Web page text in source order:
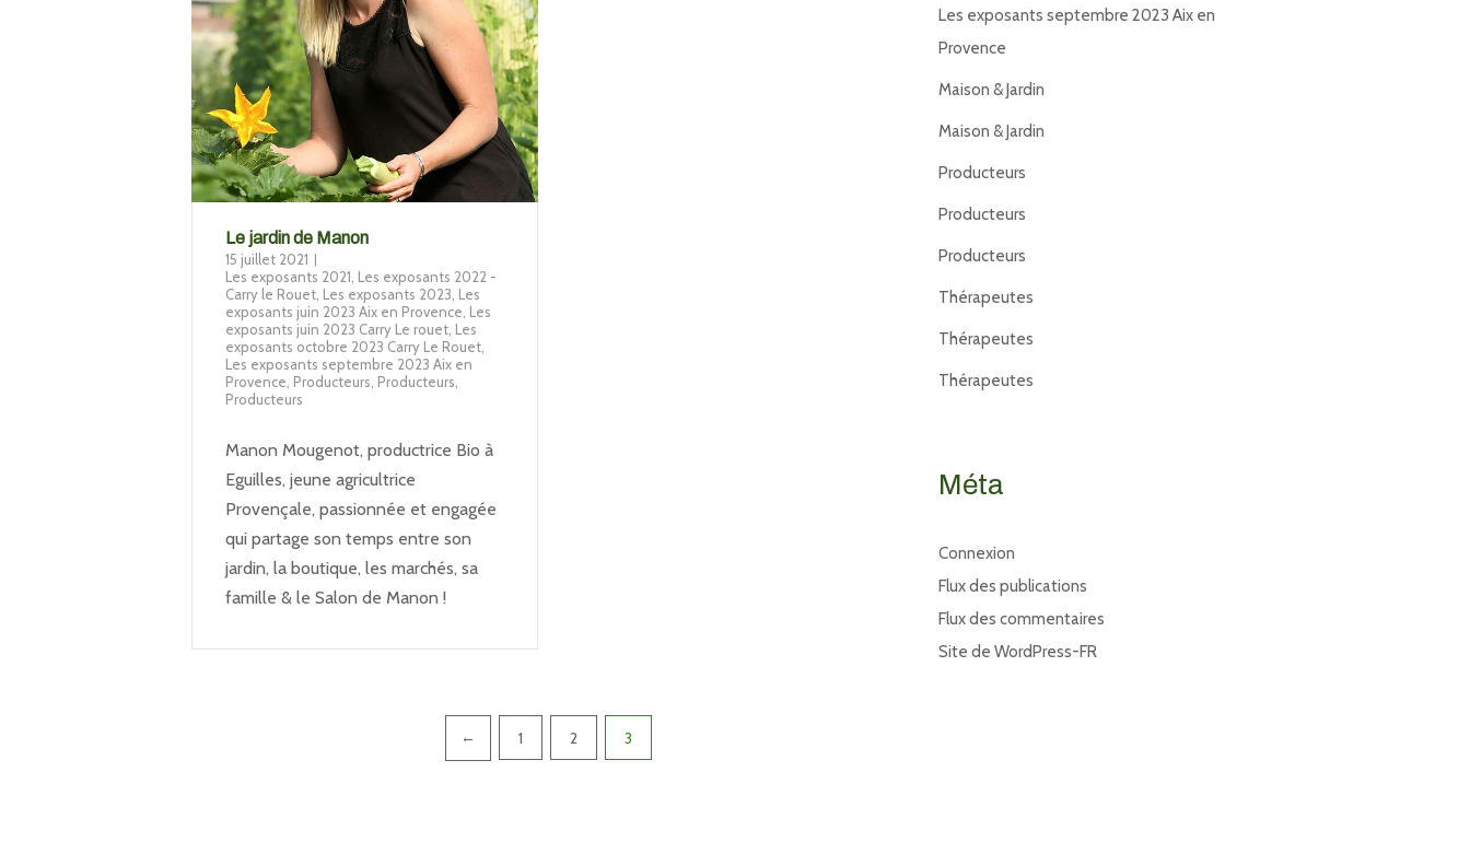
Le jardin de Manon
15 juillet 2021
Les exposants 2021 Les exposants 2022 -
Carry le Rouet Les exposants 2023 Les
exposants juin 2023 Aix en Provence Les
exposants juin 2023 Carry Le rouet Les
exposants octobre 2023 Carry Le Rouet
Les exposants septembre 2023 Aix en
Provence Producteurs Producteurs
Producteurs
Manon Mougenot, productrice Bio à
Eguilles, jeune agricultrice
Provençale, passionnée et engagée
qui partage son temps entre son
jardin, la boutique, les marchés, sa
famille & le Salon de Manon !
← 1 2 3
Les exposants septembre 2023 Aix en
Provence
Maison & Jardin
Maison & Jardin
Producteurs
Producteurs
Producteurs
Thérapeutes
Thérapeutes
Thérapeutes
Méta
Connexion
Flux des publications
Flux des commentaires
Site de WordPress-FR